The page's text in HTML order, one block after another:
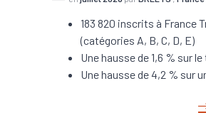
183 820 inscrits à France
(catégories A, B, C, D, E)
Une hausse de 1,6 % sur
Une hausse de 4,2 % sur